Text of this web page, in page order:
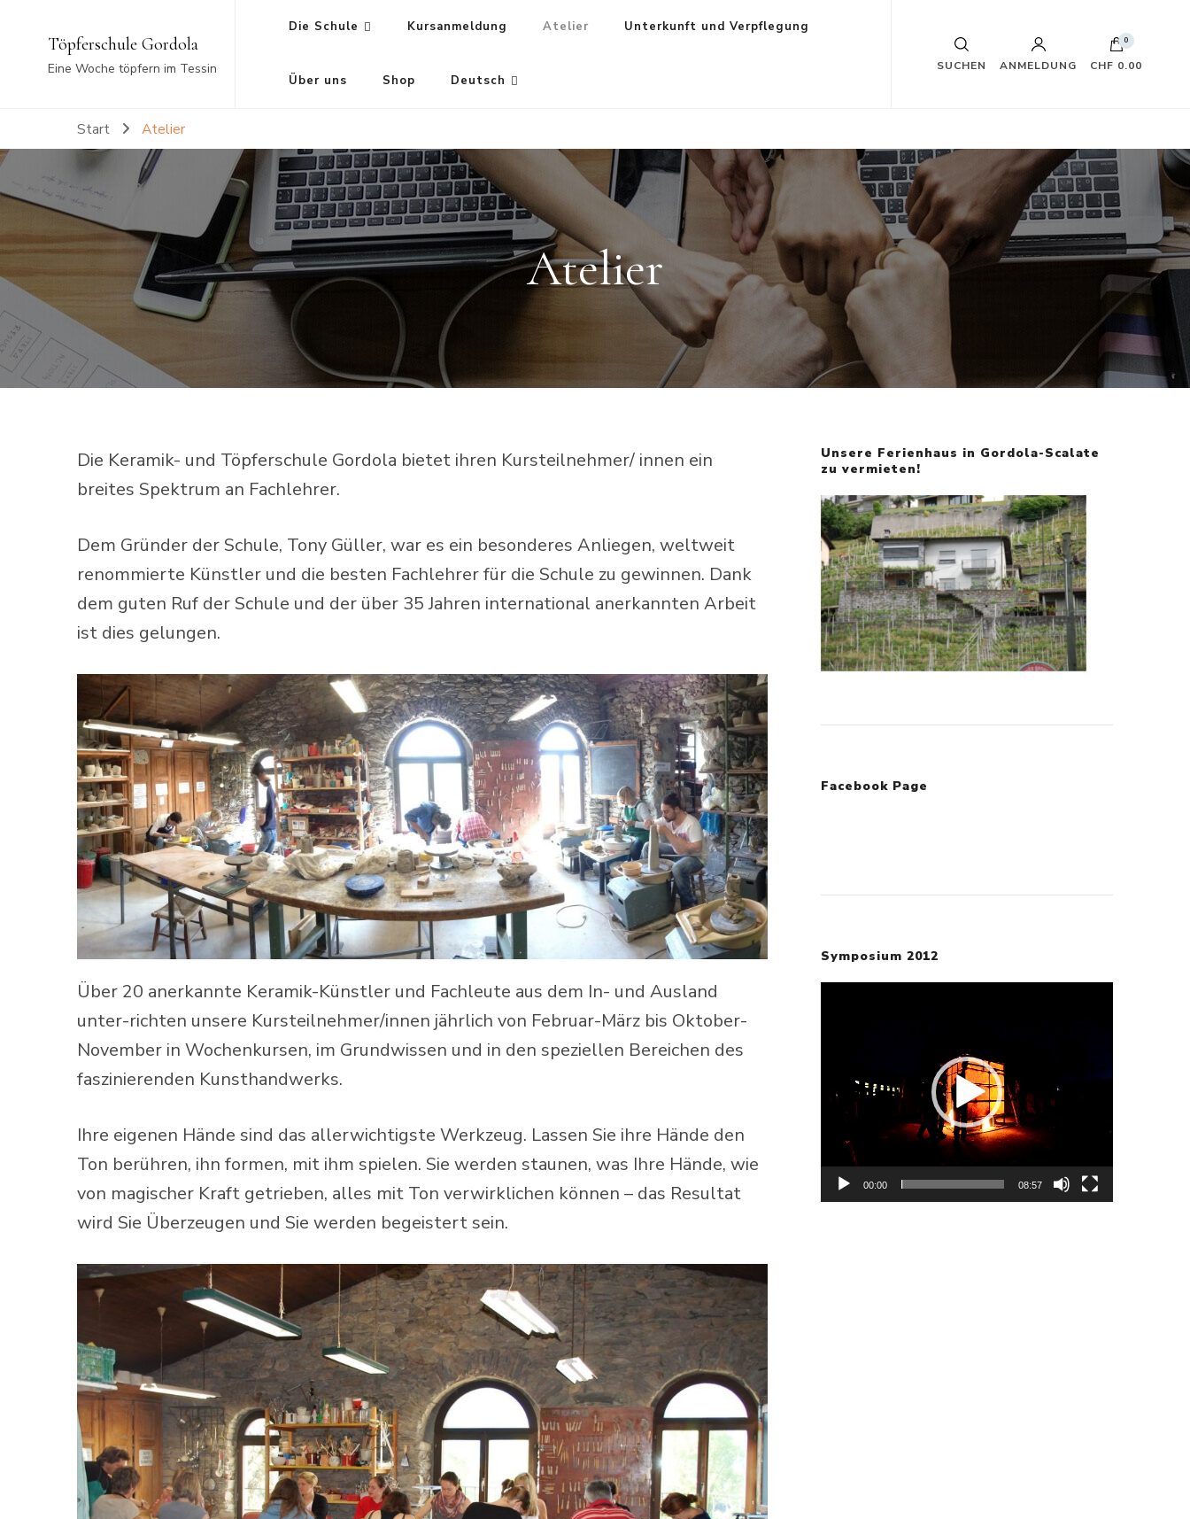
Töpferschule Gordola
Eine Woche töpfern im Tessin
Die Schule Kursanmeldung Atelier Unterkunft und Verpflegung
Über uns Shop Deutsch
SUCHEN ANMELDUNG
0
CHF 0.00
Start Atelier
Atelier
Die Keramik- und Töpferschule Gordola bietet ihren Kursteilnehmer/ innen ein
breites Spektrum an Fachlehrer.
Dem Gründer der Schule, Tony Güller, war es ein besonderes Anliegen, weltweit
renommierte Künstler und die besten Fachlehrer für die Schule zu gewinnen. Dank
dem guten Ruf der Schule und der über 35 Jahren international anerkannten Arbeit
ist dies gelungen.
Über 20 anerkannte Keramik-Künstler und Fachleute aus dem In- und Ausland
unter-richten unsere Kursteilnehmer/innen jährlich von Februar-März bis Oktober-
November in Wochenkursen, im Grundwissen und in den speziellen Bereichen des
faszinierenden Kunsthandwerks.
Ihre eigenen Hände sind das allerwichtigste Werkzeug. Lassen Sie ihre Hände den
Ton berühren, ihn formen, mit ihm spielen. Sie werden staunen, was Ihre Hände, wie
von magischer Kraft getrieben, alles mit Ton verwirklichen können – das Resultat
wird Sie Überzeugen und Sie werden begeistert sein.
Unsere Ferienhaus in Gordola-Scalate
zu vermieten!
Facebook Page
Symposium 2012
00:00 08:57